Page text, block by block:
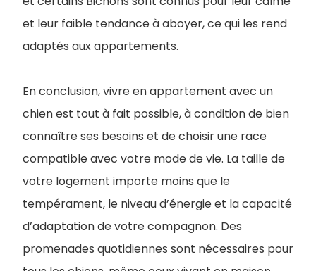
et leur faible tendance à aboyer, ce qui les rend
adaptés aux appartements.
En conclusion, vivre en appartement avec un
chien est tout à fait possible, à condition de bien
connaître ses besoins et de choisir une race
compatible avec votre mode de vie. La taille de
votre logement importe moins que le
tempérament, le niveau d’énergie et la capacité
d’adaptation de votre compagnon. Des
promenades quotidiennes sont nécessaires pour